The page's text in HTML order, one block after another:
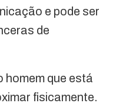
e pode ser
de
homem que está
fisicamente.